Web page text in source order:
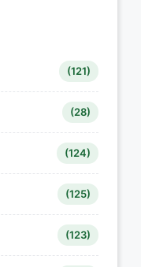
(121)
(28)
(124)
(125)
(123)